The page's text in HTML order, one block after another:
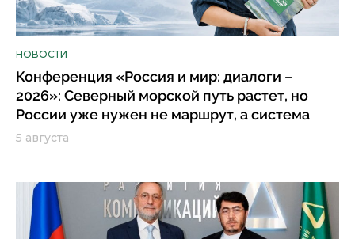
НОВОСТИ
Конференция «Россия и мир: диалоги –
2026»: Северный морской путь растет, но
России уже нужен не маршрут, а система
5 августа